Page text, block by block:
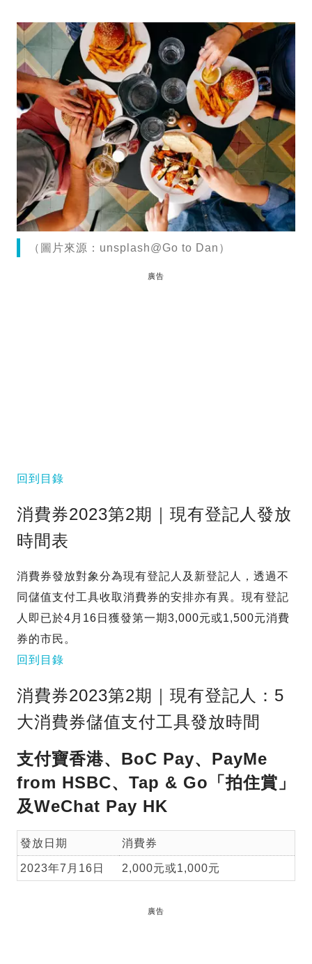
（圖片來源：unsplash@Go to Dan）
廣告
回到目錄
消費券2023第2期｜現有登記人發放
時間表
消費券發放對象分為現有登記人及新登記人，透過不
同儲值支付工具收取消費券的安排亦有異。現有登記
人即已於4月16日獲發第一期3,000元或1,500元消費
券的市民。
回到目錄
消費券2023第2期｜現有登記人：5
大消費券儲值支付工具發放時間
支付寶香港、BoC Pay、PayMe
from HSBC、Tap & Go「拍住賞」
及WeChat Pay HK
發放日期 消費券
2023年7月16日 2,000元或1,000元
廣告